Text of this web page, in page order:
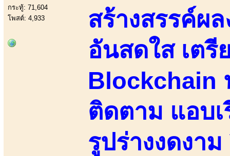
กระทู้: 71,604
โพสต์: 4,933
สร้างสรรค์ผ
อันสดใส เตรี
Blockchain
ติดตาม แอบ
รูปร่างงดงา